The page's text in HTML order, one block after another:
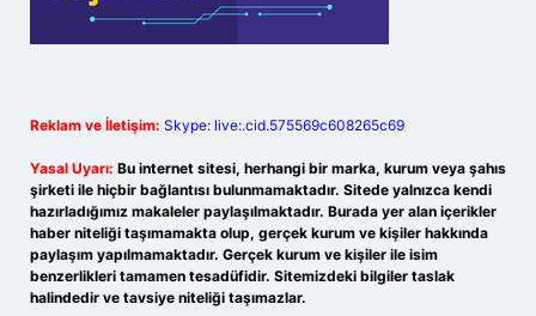
Reklam ve İletişim: Skype: live:.cid.575569c608265c69
Yasal Uyarı: Bu internet sitesi, herhangi bir marka, kurum veya şahıs
şirketi ile hiçbir bağlantısı bulunmamaktadır. Sitede yalnızca kendi
hazırladığımız makaleler paylaşılmaktadır. Burada yer alan içerikler
haber niteliği taşımamakta olup, gerçek kurum ve kişiler hakkında
paylaşım yapılmamaktadır. Gerçek kurum ve kişiler ile isim
benzerlikleri tamamen tesadüfidir. Sitemizdeki bilgiler taslak
halindedir ve tavsiye niteliği taşımazlar.